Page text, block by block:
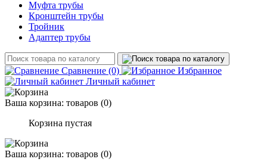
Муфта трубы
Кронштейн трубы
Тройник
Адаптер трубы
Сравнение (0)
Избранное
Личный кабинет
Ваша корзина: товаров (0)
Корзина пустая
Ваша корзина: товаров (0)